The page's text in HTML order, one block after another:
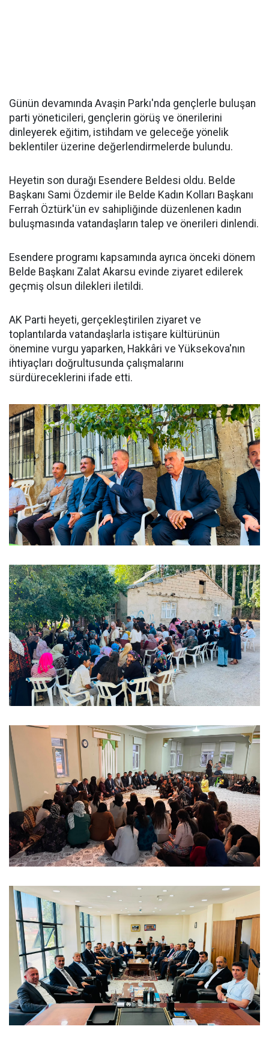
Günün devamında Avaşin Parkı'nda gençlerle buluşan
parti yöneticileri, gençlerin görüş ve önerilerini
dinleyerek eğitim, istihdam ve geleceğe yönelik
beklentiler üzerine değerlendirmelerde bulundu.
Heyetin son durağı Esendere Beldesi oldu. Belde
Başkanı Sami Özdemir ile Belde Kadın Kolları Başkanı
Ferrah Öztürk'ün ev sahipliğinde düzenlenen kadın
buluşmasında vatandaşların talep ve önerileri dinlendi.
Esendere programı kapsamında ayrıca önceki dönem
Belde Başkanı Zalat Akarsu evinde ziyaret edilerek
geçmiş olsun dilekleri iletildi.
AK Parti heyeti, gerçekleştirilen ziyaret ve
toplantılarda vatandaşlarla istişare kültürünün
önemine vurgu yaparken, Hakkâri ve Yüksekova'nın
ihtiyaçları doğrultusunda çalışmalarını
sürdüreceklerini ifade etti.